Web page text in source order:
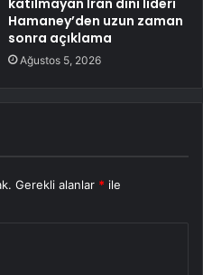
katılmayan İran dini lideri
Hamaney’den uzun zaman
sonra açıklama
Ağustos 5, 2026
Gerekli alanlar * ile